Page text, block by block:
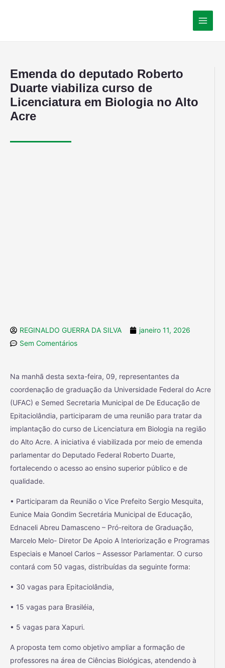
Emenda do deputado Roberto
Duarte viabiliza curso de
Licenciatura em Biologia no Alto
Acre
REGINALDO GUERRA DA SILVA
janeiro 11, 2026
Sem Comentários
Na manhã desta sexta-feira, 09, representantes da
coordenação de graduação da Universidade Federal do Acre
(UFAC) e Semed Secretaria Municipal de De Educação de
Epitaciolândia, participaram de uma reunião para tratar da
implantação do curso de Licenciatura em Biologia na região
do Alto Acre. A iniciativa é viabilizada por meio de emenda
parlamentar do Deputado Federal Roberto Duarte,
fortalecendo o acesso ao ensino superior público e de
qualidade.
• Participaram da Reunião o Vice Prefeito Sergio Mesquita,
Eunice Maia Gondim Secretária Municipal de Educação,
Ednaceli Abreu Damasceno – Pró-reitora de Graduação,
Marcelo Melo- Diretor De Apoio A Interiorização e Programas
Especiais e Manoel Carlos – Assessor Parlamentar. O curso
contará com 50 vagas, distribuídas da seguinte forma:
• 30 vagas para Epitaciolândia,
• 15 vagas para Brasiléia,
• 5 vagas para Xapuri.
A proposta tem como objetivo ampliar a formação de
professores na área de Ciências Biológicas, atendendo à